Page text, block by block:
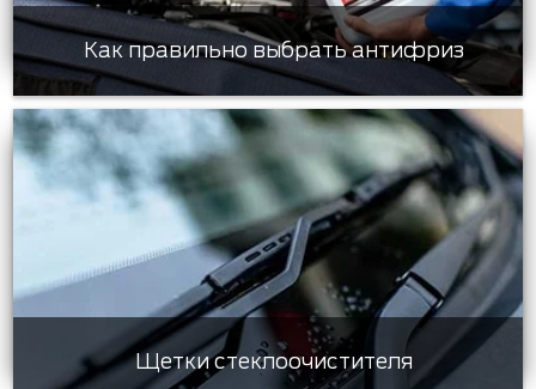
Как правильно выбрать антифриз
Щетки стеклоочистителя